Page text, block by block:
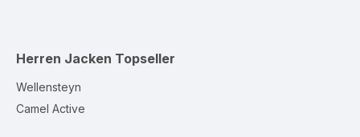
Herren Jacken Topseller
Wellensteyn
Camel Active